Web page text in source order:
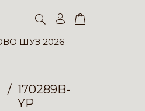
ШУЗ 2026
170289B-
YP